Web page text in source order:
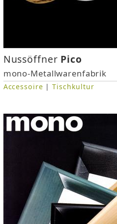
Nussöffner Pico
mono-Metallwarenfabrik
Accessoire |Tischkultur